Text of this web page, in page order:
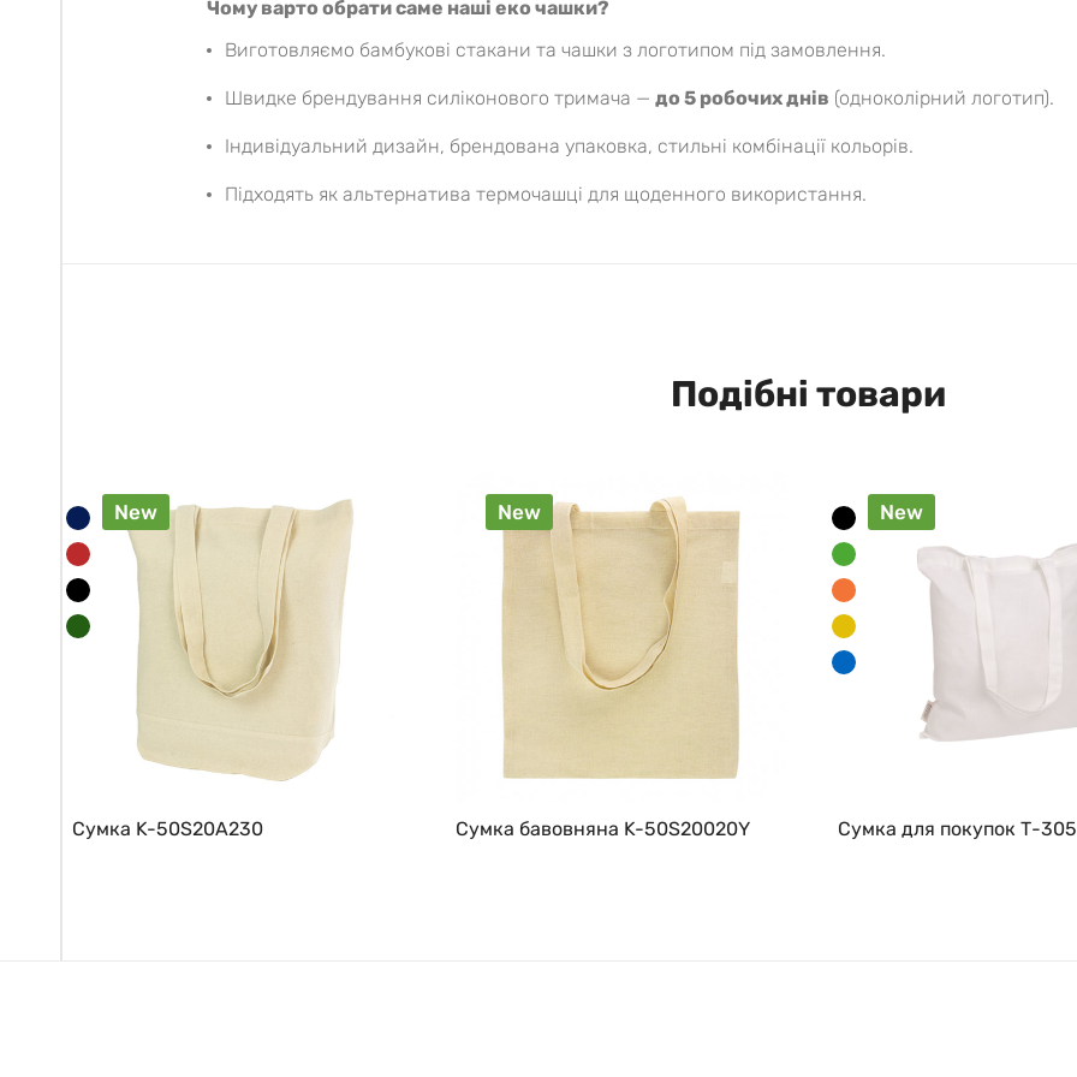
Чому варто обрати саме наші еко чашки?
Виготовляємо бамбукові стакани та чашки з логотипом під замовлення.
Швидке брендування силіконового тримача — до 5 робочих днів (одноколірний логотип).
Індивідуальний дизайн, брендована упаковка, стильні комбінації кольорів.
Підходять як альтернатива термочашці для щоденного використання.
Подібні товари
New
Сумка K-50S20A230
New
Сумка бавовняна K-50S20020Y
New
Сумка для покупок Т-